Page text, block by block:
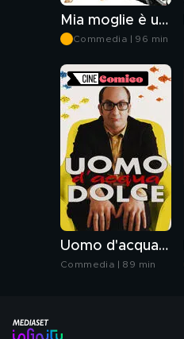
Mia moglie è una bestia
Commedia | 96 min
Uomo d'acqua dolce
Commedia | 89 min